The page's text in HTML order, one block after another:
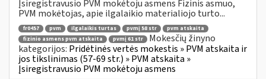
Įsiregistravusio PVM mokėtoju asmens Fizinis asmuo,
PVM mokėtojas, apie ilgalaikio materialiojo turto...
fr0457 pvm ilgalaikis turtas pvmį 58 str
pvm atskaita
fizinio asmens pvm atskaita
pvmį 61 str
Mokesčių žinyno
kategorijos: Pridėtinės vertės mokestis » PVM atskaita ir
jos tikslinimas (57-69 str.) » PVM atskaita »
Įsiregistravusio PVM mokėtoju asmens